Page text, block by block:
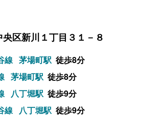
区新川１丁目３１－８
線 茅場町駅 徒歩8分
茅場町駅 徒歩8分
八丁堀駅 徒歩9分
線 八丁堀駅 徒歩9分